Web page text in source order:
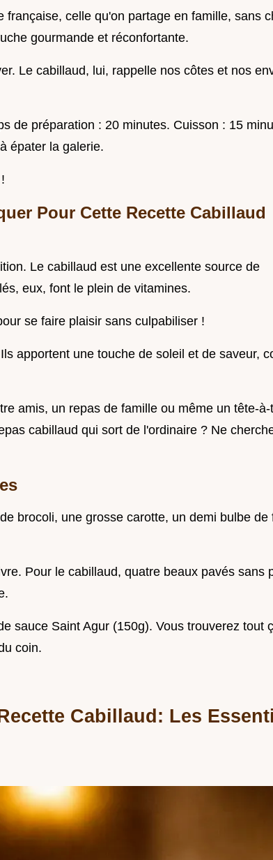
française, celle qu'on partage en famille, sans
gourmande et réconfortante.
Le cabillaud, lui, rappelle nos côtes et nos
de préparation : 20 minutes. Cuisson : 15
épater la galerie.
Pour Cette Recette Cabillaud
Le cabillaud est une excellente source de
eux, font le plein de vitamines.
se faire plaisir sans culpabiliser !
apportent une touche de soleil et de saveur,
amis, un repas de famille ou même un tête-à-
cabillaud qui sort de l'ordinaire ? Ne
brocoli, une grosse carotte, un demi bulbe de
Pour le cabillaud, quatre beaux pavés sans
sauce Saint Agur (150g). Vous trouverez tout
coin.
Cabillaud: Les